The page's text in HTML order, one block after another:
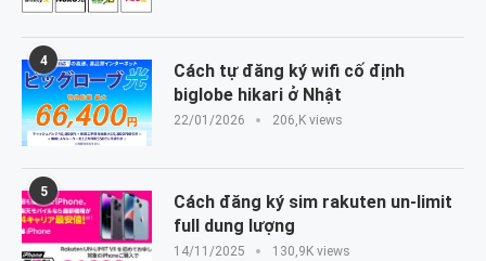
4
Cách tự đăng ký wifi cố định
biglobe hikari ở Nhật
22/01/2026 206,K views
5
Cách đăng ký sim rakuten un-limit
full dung lượng
14/11/2025 130,9K views